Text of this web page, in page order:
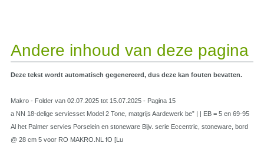
Andere inhoud van deze pagina
Deze tekst wordt automatisch gegenereerd, dus deze kan fouten bevatten.
Makro - Folder van 02.07.2025 tot 15.07.2025 - Pagina 15
a NN 18-delige serviesset Model 2 Tone, matgrijs Aardewerk be” | | EB = 5 en 69-95
Al het Palmer servies Porselein en stoneware Bijv. serie Eccentric, stoneware, bord
@ 28 cm 5 voor RO MAKRO.NL fO [Lu